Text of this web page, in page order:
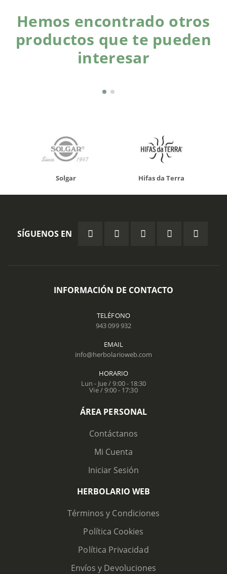
Hemos encontrado otros
productos que te pueden
interesar
Solgar Hifas da Terra
SÍGUENOS EN
INFORMACIÓN DE CONTACTO
TELÉFONO
943 099 932
EMAIL
info@herbolarioweb.com
HORARIO
Lun - Jue / 9:00 - 18:30
Vie / 9:00 - 17:30
ÁREA PERSONAL
Contáctanos
Mi Cuenta
Iniciar Sesión
HERBOLARIO WEB
Términos y Condiciones
Política Cookies
Política Privacidad
Envíos y Devoluciones